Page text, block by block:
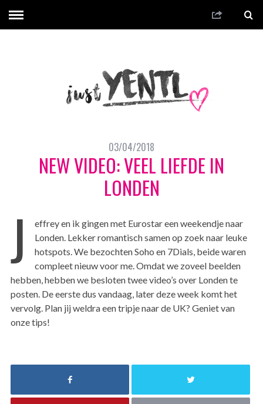
03/04/2018
NEW VIDEO: VEEL LIEFDE IN
LONDEN
J
effrey en ik gingen met Eurostar een weekendje naar
Londen. Lekker romantisch samen op zoek naar leuke
hotspots. We bezochten Soho en 7Dials, beide waren
compleet nieuw voor me. Omdat we zoveel beelden
hebben, hebben we besloten twee video’s over Londen te
posten. De eerste dus vandaag, later deze week komt het
vervolg. Plan jij weldra een tripje naar de UK? Geniet van
onze tips!